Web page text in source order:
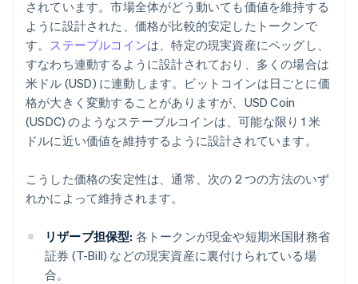
されています。市場全体がどう動いても価値を維持する
ように設計された、価格が比較的安定したトークンで
す。 ステーブルコインは、特定の現実資産にペッグし、
すなわち連動するように設計されており、多くの場合は
米ドル (USD) に連動します。ビットコインは日ごとに価
格が大きく変動することがありますが、USD Coin
(USDC) のようなステーブルコインは、可能な限り 1 米
ドルに近い価値を維持するように設計されています。
こうした価格の安定性は、通常、次の 2 つの方法のいず
れかによって維持されます。
リザーブ担保型: 各トークンが現金や短期米国財務省
証券 (T-Bill) などの現実資産に裏付けられている場
合。